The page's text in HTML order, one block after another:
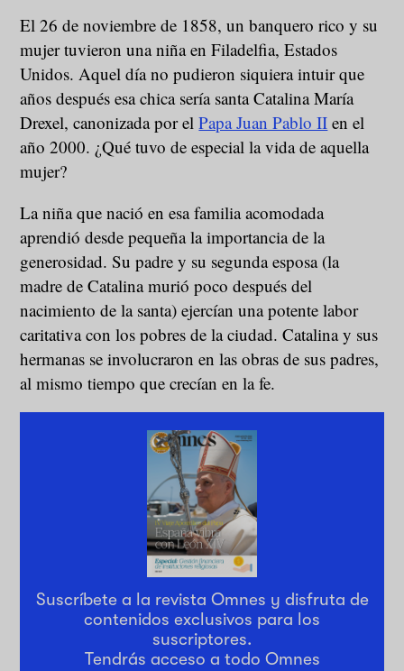
El 26 de noviembre de 1858, un banquero rico y su
mujer tuvieron una niña en Filadelfia, Estados
Unidos. Aquel día no pudieron siquiera intuir que
años después esa chica sería santa Catalina María
Drexel, canonizada por elPapa Juan Pablo II en el
año 2000. ¿Qué tuvo de especial la vida de aquella
mujer?
La niña que nació en esa familia acomodada
aprendió desde pequeña la importancia de la
generosidad. Su padre y su segunda esposa (la
madre de Catalina murió poco después del
nacimiento de la santa) ejercían una potente labor
caritativa con los pobres de la ciudad. Catalina y sus
hermanas se involucraron en las obras de sus padres,
al mismo tiempo que crecían en la fe.
Suscríbete a la revista Omnes y disfruta de
contenidos exclusivos para los
suscriptores.
Tendrás acceso a todo Omnes